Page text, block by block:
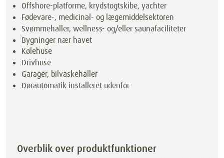
Offshore-platforme, krydstogtskibe, yachter
Fødevare-, medicinal- og lægemiddelsektoren
Svømmehaller, wellness- og/eller saunafaciliteter
Bygninger nær havet
Kølehuse
Drivhuse
Garager, bilvaskehaller
Dørautomatik installeret udenfor
Overblik over produktfunktioner